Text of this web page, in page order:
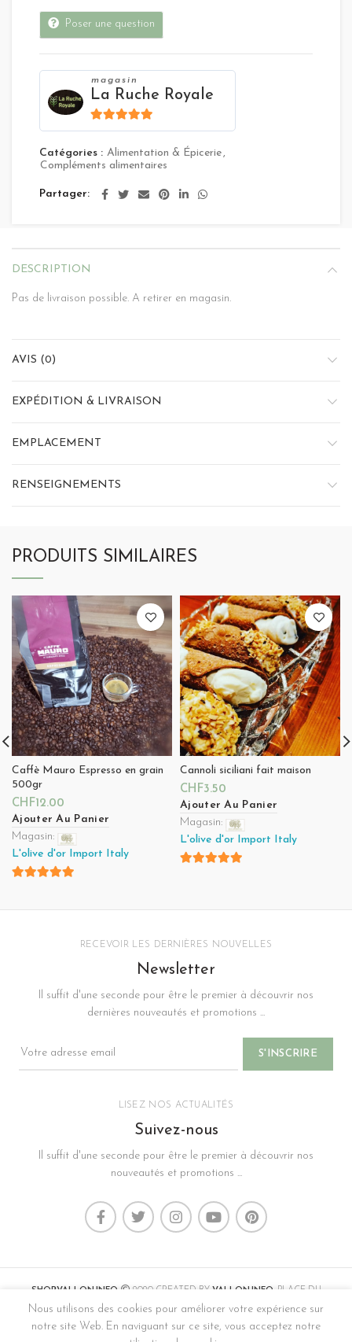
Poser une question
magasin
La Ruche Royale
4.8sur 5
Catégories : Alimentation & Épicerie,
Compléments alimentaires
Partager
DESCRIPTION
Pas de livraison possible. A retirer en magasin.
AVIS (0)
EXPÉDITION & LIVRAISON
EMPLACEMENT
RENSEIGNEMENTS
PRODUITS SIMILAIRES
Caffè Mauro Espresso en grain
500gr
CHF12.00
Ajouter Au Panier
Magasin:
L'olive d'or Import Italy
Cannoli siciliani fait maison
CHF3.50
Ajouter Au Panier
Magasin:
L'olive d'or Import Italy
RECEVOIR LES DERNIÈRES NOUVELLES
Newsletter
Il suffit d'une seconde pour être le premier à découvrir nos
dernières nouveautés et promotions ...
LISEZ NOS ACTUALITÉS
Suivez-nous
Il suffit d'une seconde pour être le premier à découvrir nos
nouveautés et promotions ...
SHOP.VALLON.INFO 2020 CREATED BY VALLON.INFO . PLACE DU
MARCHÉ VAL-DE-TRAVERS.
CONTACT ,MENTIONS LÉGALES, CONDITIONS GÉNÉRALES DE VENTES &
CONFIDENTIALITÉ
Nous utilisons des cookies pour améliorer votre expérience sur
notre site Web. En naviguant sur ce site, vous acceptez notre